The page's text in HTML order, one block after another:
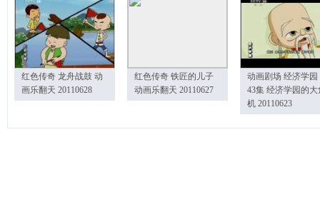
红色传奇 龙舟战鼓 动
画乐翻天 20110628
红色传奇 铁匠的儿子
动画乐翻天 20110627
动画剧场 经济学园
43集 经济学园的大
机 20110623